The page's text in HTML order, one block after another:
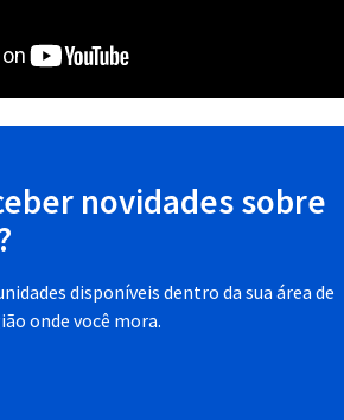
novidades sobre
disponíveis dentro da sua área de
onde você mora.